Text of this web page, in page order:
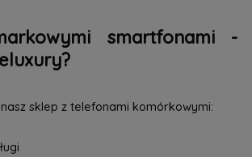
smartfonami -
sklep z telefonami komórkowymi: